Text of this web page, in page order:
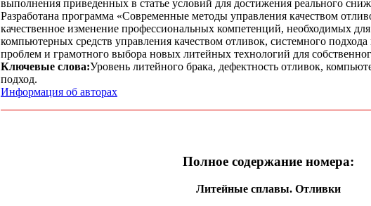
выполнения приведенных в статье условий для достижения реального
Разработана программа «Современные методы управления качеством
качественное изменение профессиональных компетенций, необходимых
компьютерных средств управления качеством отливок, системного
проблем и грамотного выбора новых литейных технологий для
Ключевые слова:Уровень литейного брака, дефектность отливок,
подход.
Информация об авторах
Полное содержание номера:
Литейные сплавы. Отливки